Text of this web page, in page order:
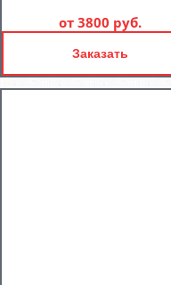
от 3800 руб.
Заказать